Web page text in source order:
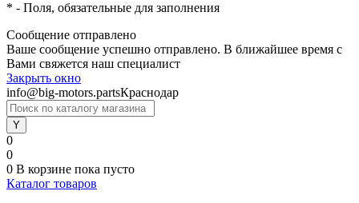
* - Поля, обязательные для заполнения
Сообщение отправлено
Ваше сообщение успешно отправлено. В ближайшее время с
Вами свяжется наш специалист
Закрыть окно
info@big-motors.partsКраснодар
0
0
0 В корзине пока пусто
Каталог товаров